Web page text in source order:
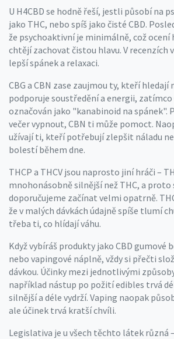
U H4CBD se hodně řeší, jestli působí na
jako THC, nebo spíš jako čisté CBD.
že psychoaktivní je minimálně, což ocení
chtějí zachovat čistou hlavu. V recenzích
lepší spánek a relaxaci.
CBG a CBN zase zaujmou ty, kteří hledají
podporuje soustředění a energii, zatímco
označován jako "kanabinoid na spánek".
večer vypnout, CBN ti může pomoct.
užívají ti, kteří potřebují zlepšit náladu
bolestí během dne.
THCP a THCV jsou naprosto jiní hráči –
mnohonásobně silnější než THC, a proto
doporučujeme začínat velmi opatrně.
že v malých dávkách údajně spíše tlumí
třeba ti, co hlídají váhu.
Když vybíráš produkty jako CBD gumové
nebo vapingové náplně, vždy si přečti
dávkou. Účinky mezi jednotlivými
například nástup po požití edibles trvá
silnější a déle vydrží. Vaping naopak
ale účinek trvá kratší chvíli.
Legislativa je u všech těchto látek různá